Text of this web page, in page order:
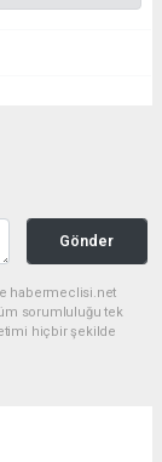
Gönder
habermeclisi.net
sorumluluğu tek
hiçbir şekilde